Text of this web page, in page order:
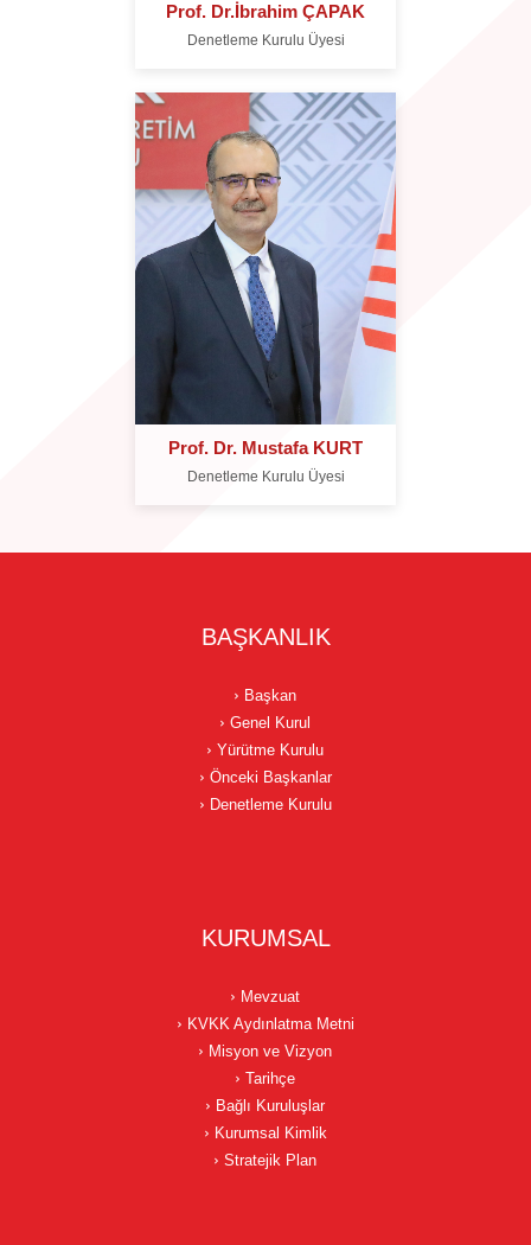
Prof. Dr.İbrahim ÇAPAK
Denetleme Kurulu Üyesi
Prof. Dr. Mustafa KURT
Denetleme Kurulu Üyesi
BAŞKANLIK
Başkan
Genel Kurul
Yürütme Kurulu
Önceki Başkanlar
Denetleme Kurulu
KURUMSAL
Mevzuat
KVKK Aydınlatma Metni
Misyon ve Vizyon
Tarihçe
Bağlı Kuruluşlar
Kurumsal Kimlik
Stratejik Plan